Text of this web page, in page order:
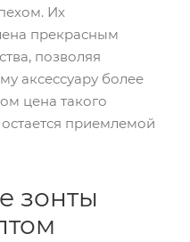
Их
прекрасным
позволяя
аксессуару более
цена такого
приемлемой
зонты